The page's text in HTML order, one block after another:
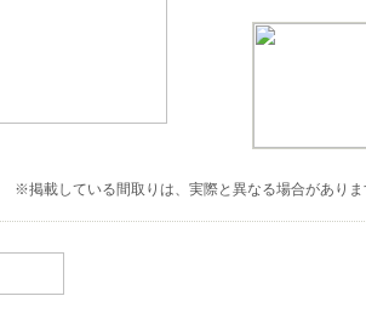
※掲載している間取りは、実際と異なる場合がありま